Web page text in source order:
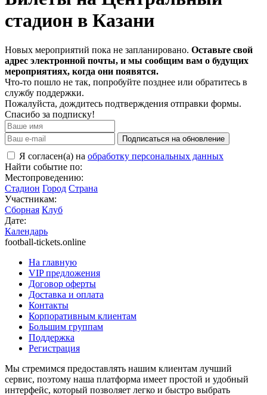
стадион в Казани
Новых мероприятий пока не запланировано. Оставьте свой
адрес электронной почты, и мы сообщим вам о будущих
мероприятиях, когда они появятся.
Что-то пошло не так, попробуйте позднее или обратитесь в
службу поддержки.
Пожалуйста, дождитесь подтверждения отправки формы.
Спасибо за подписку!
Подписаться на обновление
Я согласен(а) на обработку персональных данных
Найти событие по:
Местопроведению:
Стадион Город Страна
Участникам:
Сборная Клуб
Дате:
Календарь
football-tickets.online
На главную
VIP предложения
Договор оферты
Доставка и оплата
Контакты
Корпоративным клиентам
Большим группам
Поддержка
Регистрация
Мы стремимся предоставлять нашим клиентам лучший
сервис, поэтому наша платформа имеет простой и удобный
интерфейс, который позволяет легко и быстро выбрать